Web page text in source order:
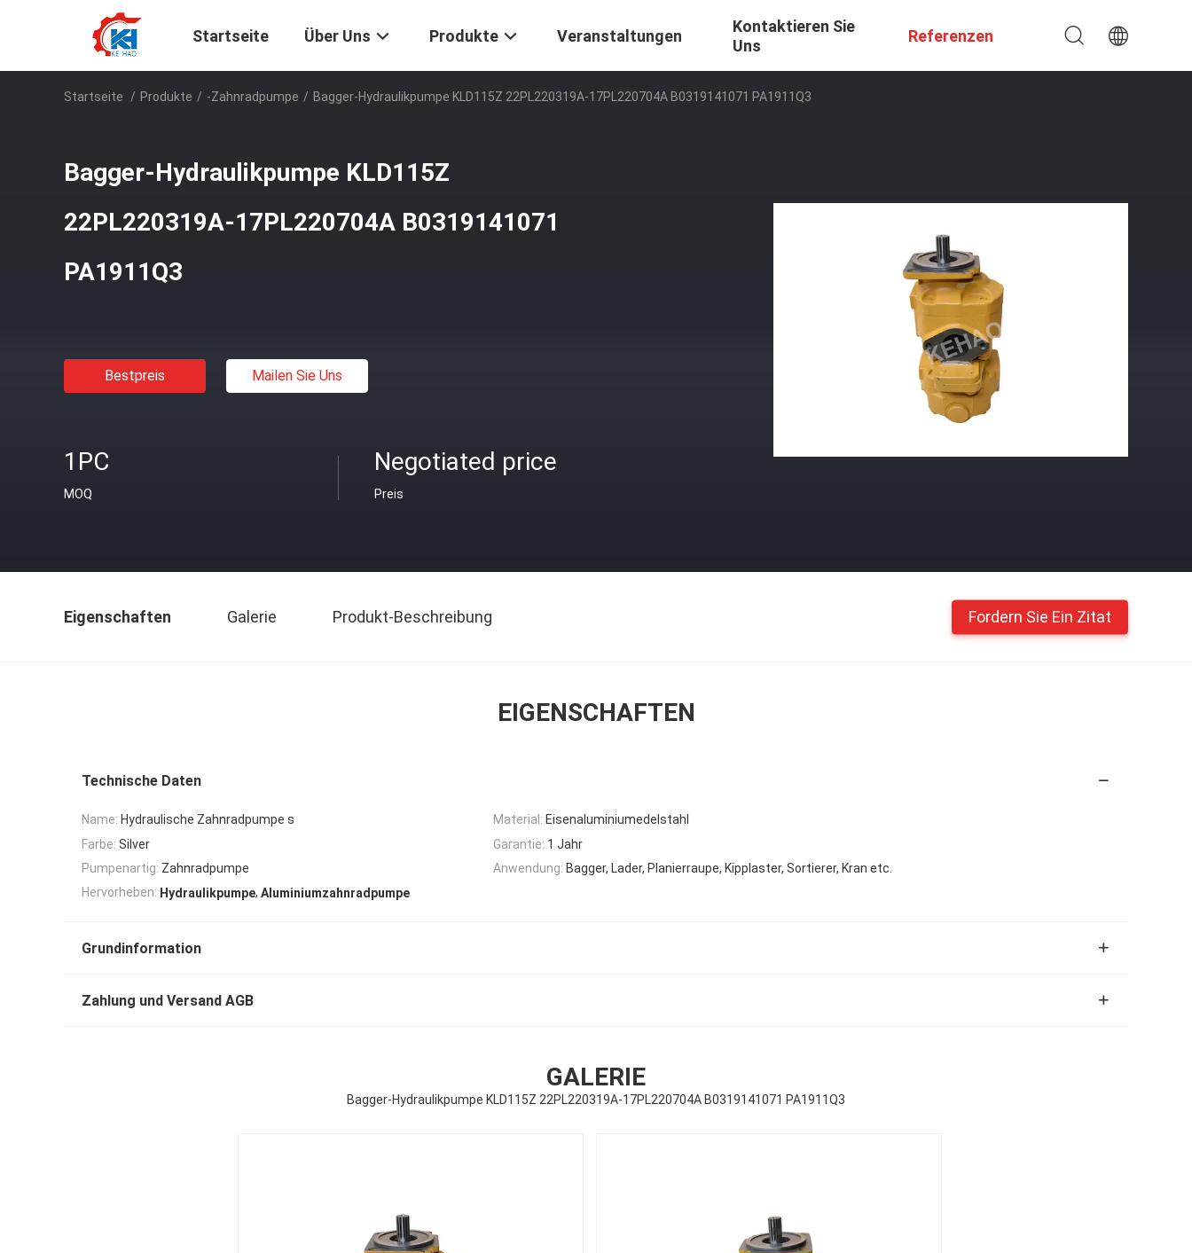
Startseite Über Uns Produkte Veranstaltungen
Kontaktieren Sie
Uns
Referenzen
Startseite / Produkte / -Zahnradpumpe / Bagger-Hydraulikpumpe KLD115Z 22PL220319A-17PL220704A B0319141071 PA1911Q3
Bagger-Hydraulikpumpe KLD115Z
22PL220319A-17PL220704A B0319141071
PA1911Q3
Bestpreis Mailen Sie Uns
1PC
MOQ
Negotiated price
Preis
Eigenschaften Galerie Produkt-Beschreibung Fordern Sie Ein Zitat
EIGENSCHAFTEN
Technische Daten
Name: Hydraulische Zahnradpumpe s Material: Eisenaluminiumedelstahl
Farbe: Silver Garantie: 1 Jahr
Pumpenartig: Zahnradpumpe Anwendung: Bagger, Lader, Planierraupe, Kipplaster, Sortierer, Kran etc.
Hervorheben: Hydraulikpumpe, Aluminiumzahnradpumpe
Grundinformation
Zahlung und Versand AGB
GALERIE
Bagger-Hydraulikpumpe KLD115Z 22PL220319A-17PL220704A B0319141071 PA1911Q3